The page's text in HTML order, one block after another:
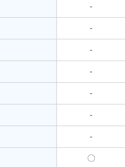
-
-
-
-
-
-
-
〇